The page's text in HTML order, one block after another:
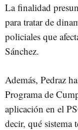
La finalidad
para tratar de
policiales que
Sánchez.
Además, Pedraz
Programa de
aplicación en el
decir, qué sistema